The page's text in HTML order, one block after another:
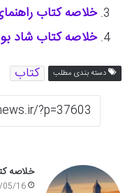
خلاصه کتاب
خلاصه کتاب شاد
دسته بندی مطلب کتاب
خلاصه
05/16